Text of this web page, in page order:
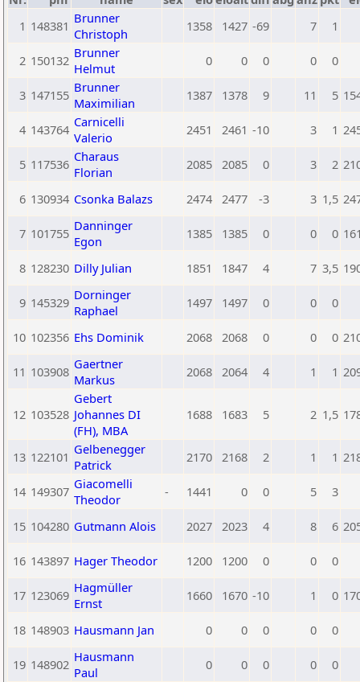
1 148381 Brunner
Christoph
1358 1427 -69 7 1
2 150132 Brunner
Helmut
0 0 0 0 0
3 147155 Brunner
Maximilian
1387 1378 9 11 5
4 143764 Carnicelli
Valerio
2451 2461 -10 3 1
5 117536 Charaus
Florian
2085 2085 0 3 2
6 130934 Csonka Balazs 2474 2477 -3 3 1,5
7 101755 Danninger
Egon
1385 1385 0 0 0
8 128230 Dilly Julian 1851 1847 4 7 3,5
9 145329 Dorninger
Raphael
1497 1497 0 0 0
10 102356 Ehs Dominik 2068 2068 0 0 0
11 103908 Gaertner
Markus
2068 2064 4 1 1
12 103528
Gebert
Johannes DI
(FH), MBA
1688 1683 5 2 1,5
13 122101 Gelbenegger
Patrick
2170 2168 2 1 1
14 149307 Giacomelli
Theodor
- 1441 0 0 5 3
15 104280 Gutmann Alois 2027 2023 4 8 6
16 143897 Hager Theodor 1200 1200 0 0 0
17 123069 Hagmüller
Ernst
1660 1670 -10 1 0
18 148903 Hausmann Jan 0 0 0 0 0
19 148902 Hausmann
Paul
0 0 0 0 0